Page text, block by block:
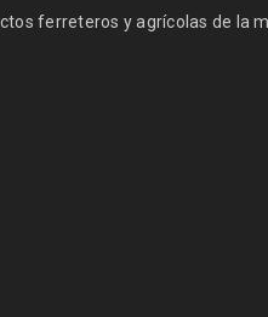
ferreteros y agrícolas de la